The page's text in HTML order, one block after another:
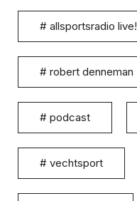
# allsportsradio live!
# robert denneman
# podcast
# vechtsport